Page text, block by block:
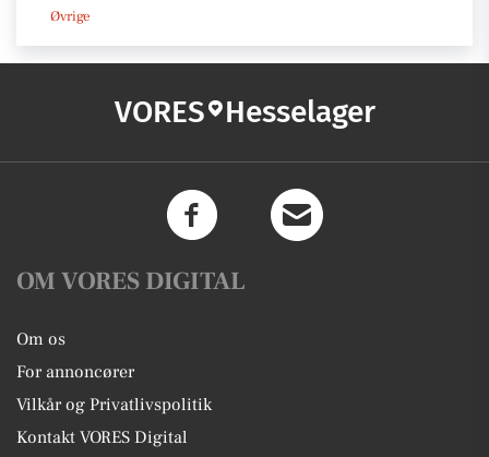
Øvrige
VORES Hesselager
OM VORES DIGITAL
Om os
For annoncører
Vilkår og Privatlivspolitik
Kontakt VORES Digital